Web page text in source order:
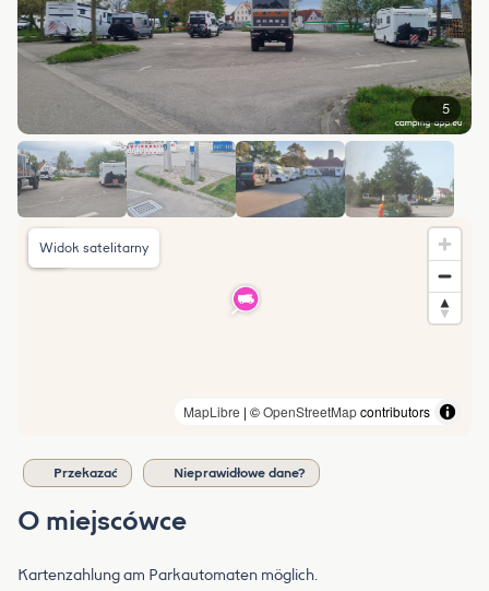
5
MapLibre | ©OpenStreetMapcontributors
Widok satelitarny
Przekazać Nieprawidłowe dane?
O miejscówce
Kartenzahlung am Parkautomaten möglich.